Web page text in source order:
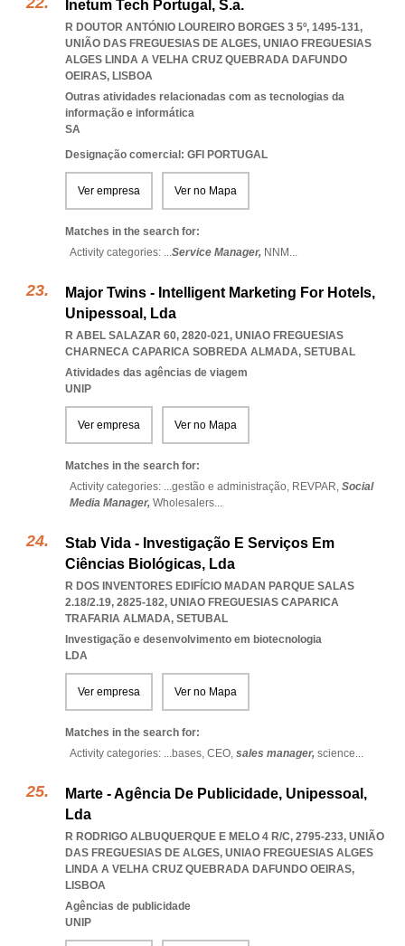
Inetum Tech Portugal, S.a.
R DOUTOR ANTÓNIO LOUREIRO BORGES 3 5º, 1495-131,
UNIÃO DAS FREGUESIAS DE ALGES, UNIAO FREGUESIAS
ALGES LINDA A VELHA CRUZ QUEBRADA DAFUNDO
OEIRAS, LISBOA
Outras atividades relacionadas com as tecnologias da
informação e informática
SA
Designação comercial: GFI PORTUGAL
Ver empresa Ver no Mapa
Matches in the search for:
Activity categories: ...Service Manager, NNM ...
Major Twins - Intelligent Marketing For Hotels,
Unipessoal, Lda
R ABEL SALAZAR 60, 2820-021, UNIAO FREGUESIAS
CHARNECA CAPARICA SOBREDA ALMADA, SETUBAL
Atividades das agências de viagem
UNIP
Ver empresa Ver no Mapa
Matches in the search for:
Activity categories: ...gestão e administração, REVPAR, Social
Media Manager, Wholesalers...
Stab Vida - Investigação E Serviços Em
Ciências Biológicas, Lda
R DOS INVENTORES EDIFÍCIO MADAN PARQUE SALAS
2.18/2.19, 2825-182, UNIAO FREGUESIAS CAPARICA
TRAFARIA ALMADA, SETUBAL
Investigação e desenvolvimento em biotecnologia
LDA
Ver empresa Ver no Mapa
Matches in the search for:
Activity categories: ...bases, CEO, sales manager, science...
Marte - Agência De Publicidade, Unipessoal,
Lda
R RODRIGO ALBUQUERQUE E MELO 4 R/C, 2795-233, UNIÃO
DAS FREGUESIAS DE ALGES, UNIAO FREGUESIAS ALGES
LINDA A VELHA CRUZ QUEBRADA DAFUNDO OEIRAS,
LISBOA
Agências de publicidade
UNIP